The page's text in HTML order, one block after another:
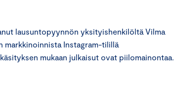
lausuntopyynnön yksityishenkilöltä Vilma
markkinoinnista Instagram-tilillä
mukaan julkaisut ovat piilomainontaa.